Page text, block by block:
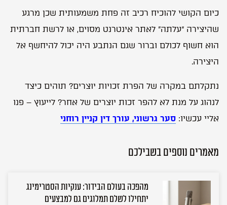
כיום הקושי להוכיח רכיב זה פחת משמעותית שכן מרגע
שהיצירה “עלתה” לאתר אינטרנט מסוים, או לרשת חברתית
הוא חשוף לכולם וברור שגם הנתבע היה יכול להיחשף אל
היצירה.
נתקלתם במקרה של הפרת זכויות יוצרים? תוהים כיצד
לנהוג על מנת לא להפר זכות יוצרים של אחר? לייעוץ – פנו
אליי עכשיו:סער גרשוני, עורך דין קניין רוחני
מאמרים נוספים בשבילכם
מהפכה בעולם הבידור: ענקיות הסטרימינג
יתחילו לשלם תמלוגים גם למבצעים